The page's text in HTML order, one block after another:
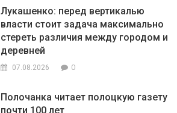
Лукашенко: перед вертикалью
власти стоит задача максимально
стереть различия между городом и
деревней
07.08.2026 0
Полочанка читает полоцкую газету
почти 100 лет